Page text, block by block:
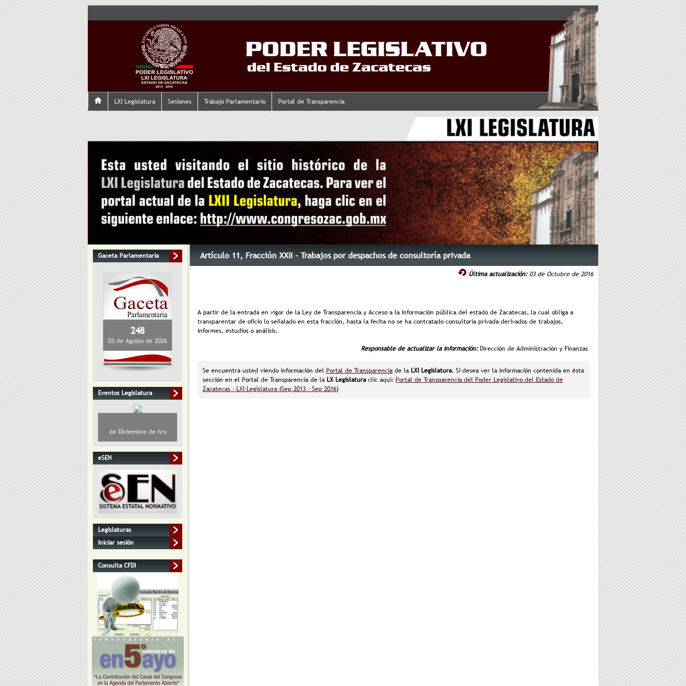
LXI Legislatura Sesiones Trabajo Parlamentario Portal de Transparencia
Gaceta Parlamentaria
248
03 de Agosto de 2026
Eventos Legislatura
de Diciembre de hrs
eSEN
Legislaturas
Iniciar sesión
Consulta CFDI
Artículo 11, Fracción XXII - Trabajos por despachos de consultoría privada
Última actualización:03 de Octubre de 2016
A partir de la entrada en vigor de la Ley de Transparencia y Acceso a la Información pública del estado de Zacatecas, la cual obliga a
transparentar de oficio lo señalado en esta fracción, hasta la fecha no se ha contratado consultoría privada derivados de trabajos,
informes, estudios o análisis.
Responsable de actualizar la información:Dirección de Administración y Finanzas
Se encuentra usted viendo información del Portal de Transparencia de la LXI Legislatura. Si desea ver la información contenida en ésta
sección en el Portal de Transparencia de la LX Legislaturaclic aqui: Portal de Transparencia del Poder Legislativo del Estado de
Zacatecas - LXI Legislatura (Sep 2013 - Sep 2016)